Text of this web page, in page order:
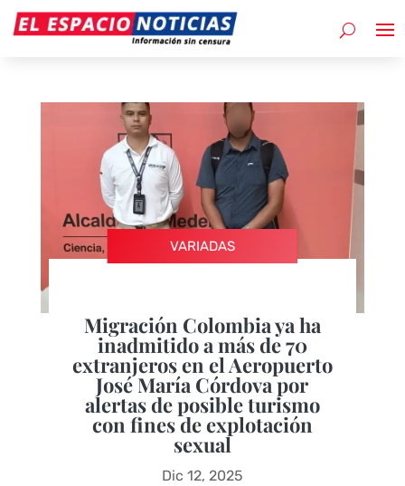
VARIADAS
Migración Colombia ya ha
inadmitido a más de 70
extranjeros en el Aeropuerto
José María Córdova por
alertas de posible turismo
con fines de explotación
sexual
Dic 12, 2025